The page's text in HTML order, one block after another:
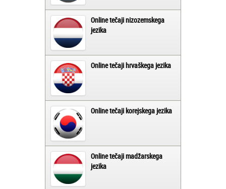
Online tečaji nizozemskega
jezika
Online tečaji hrvaškega jezika
Online tečaji korejskega jezika
Online tečaji madžarskega
jezika